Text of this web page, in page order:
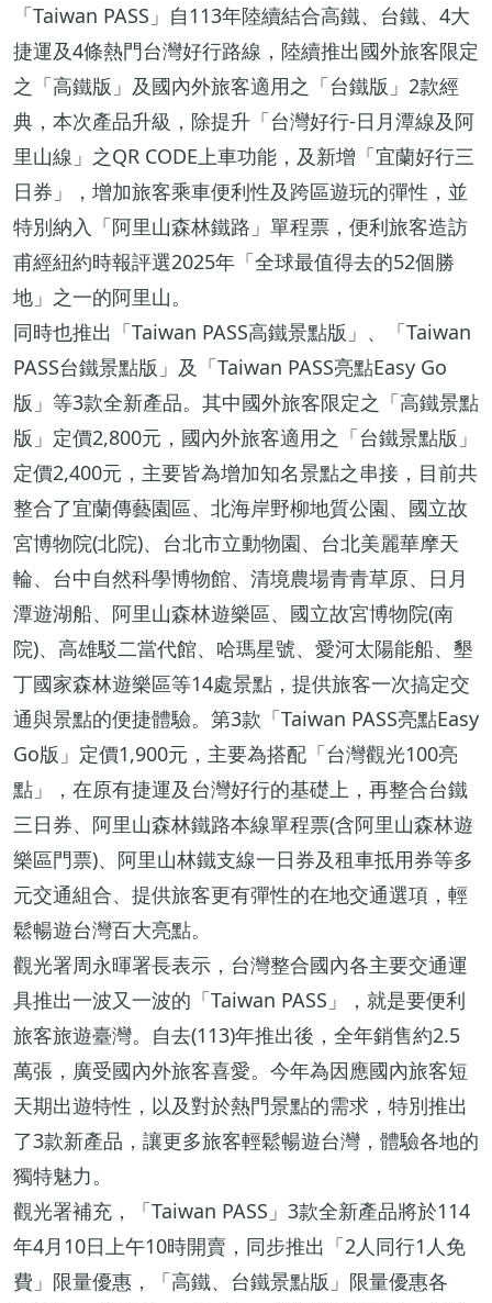
「Taiwan PASS」自113年陸續結合高鐵、台鐵、4大
捷運及4條熱門台灣好行路線，陸續推出國外旅客限定
之「高鐵版」及國內外旅客適用之「台鐵版」2款經
典，本次產品升級，除提升「台灣好行-日月潭線及阿
里山線」之QR CODE上車功能，及新增「宜蘭好行三
日券」，增加旅客乘車便利性及跨區遊玩的彈性，並
特別納入「阿里山森林鐵路」單程票，便利旅客造訪
甫經紐約時報評選2025年「全球最值得去的52個勝
地」之一的阿里山。
同時也推出「Taiwan PASS高鐵景點版」、「Taiwan
PASS台鐵景點版」及「Taiwan PASS亮點Easy Go
版」等3款全新產品。其中國外旅客限定之「高鐵景點
版」定價2,800元，國內外旅客適用之「台鐵景點版」
定價2,400元，主要皆為增加知名景點之串接，目前共
整合了宜蘭傳藝園區、北海岸野柳地質公園、國立故
宮博物院(北院)、台北市立動物園、台北美麗華摩天
輪、台中自然科學博物館、清境農場青青草原、日月
潭遊湖船、阿里山森林遊樂區、國立故宮博物院(南
院)、高雄駁二當代館、哈瑪星號、愛河太陽能船、墾
丁國家森林遊樂區等14處景點，提供旅客一次搞定交
通與景點的便捷體驗。第3款「Taiwan PASS亮點Easy
Go版」定價1,900元，主要為搭配「台灣觀光100亮
點」，在原有捷運及台灣好行的基礎上，再整合台鐵
三日券、阿里山森林鐵路本線單程票(含阿里山森林遊
樂區門票)、阿里山林鐵支線一日券及租車抵用券等多
元交通組合、提供旅客更有彈性的在地交通選項，輕
鬆暢遊台灣百大亮點。
觀光署周永暉署長表示，台灣整合國內各主要交通運
具推出一波又一波的「Taiwan PASS」，就是要便利
旅客旅遊臺灣。自去(113)年推出後，全年銷售約2.5
萬張，廣受國內外旅客喜愛。今年為因應國內旅客短
天期出遊特性，以及對於熱門景點的需求，特別推出
了3款新產品，讓更多旅客輕鬆暢遊台灣，體驗各地的
獨特魅力。
觀光署補充，「Taiwan PASS」3款全新產品將於114
年4月10日上午10時開賣，同步推出「2人同行1人免
費」限量優惠，「高鐵、台鐵景點版」限量優惠各